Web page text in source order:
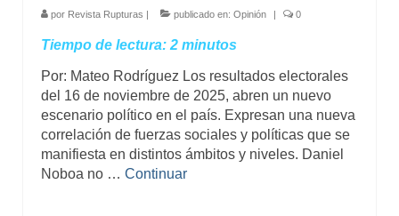
por Revista Rupturas | publicado en: Opinión | 0
Tiempo de lectura: 2 minutos
Por: Mateo Rodríguez Los resultados electorales
del 16 de noviembre de 2025, abren un nuevo
escenario político en el país. Expresan una nueva
correlación de fuerzas sociales y políticas que se
manifiesta en distintos ámbitos y niveles. Daniel
Noboa no … Continuar